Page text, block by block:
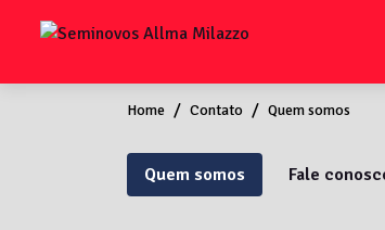
Home Contato Quem somos
Quem somos Fale